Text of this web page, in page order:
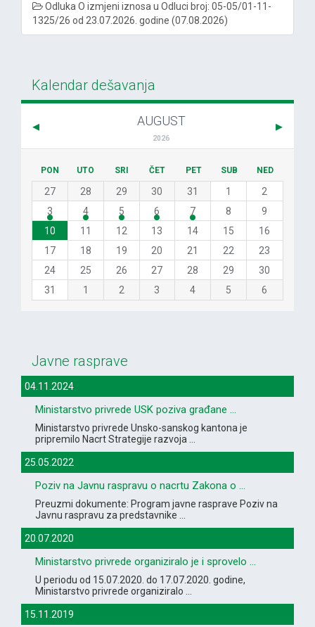
Odluka O izmjeni iznosa u Odluci broj: 05-05/01-11-
1325/26 od 23.07.2026. godine (07.08.2026)
Kalendar dešavanja
AUGUST
2026
PON UTO SRI ČET PET SUB NED
27 28 29 30 31 1
2
3
4 5 6 7 8
9
10
11 12 13 14 15
16
17
18 19 20 21 22
23
24
25 26 27 28 29
30
31
1 2 3 4 5 6
Javne rasprave
04.11.2024
Ministarstvo privrede USK poziva građane ...
Ministarstvo privrede Unsko-sanskog kantona je
pripremilo Nacrt Strategije razvoja ...
25.05.2022
Poziv na Javnu raspravu o nacrtu Zakona o ...
Preuzmi dokumente: Program javne rasprave Poziv na
Javnu raspravu za predstavnike ...
20.07.2020
Ministarstvo privrede organiziralo je i sprovelo ...
U periodu od 15.07.2020. do 17.07.2020. godine,
Ministarstvo privrede organiziralo ...
15.11.2019